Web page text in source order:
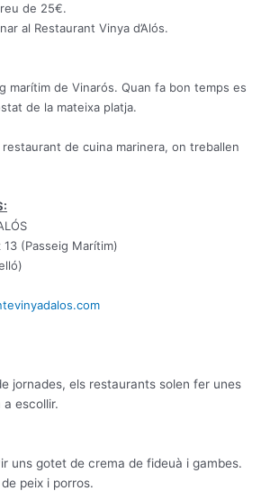
de 25€.
al Restaurant Vinya d’Alós.
marítim de Vinarós. Quan fa bon temps es
de la mateixa platja.
restaurant de cuina marinera, on treballen
13 (Passeig Marítim)
jornades, els restaurants solen fer unes
a escollir.
uns gotet de crema de fideuà i gambes.
peix i porros.